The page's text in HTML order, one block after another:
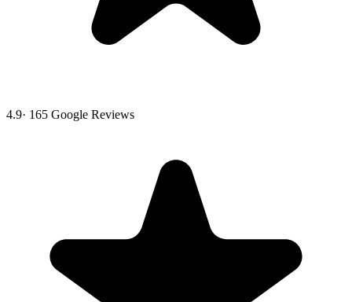
4.9· 165 Google Reviews